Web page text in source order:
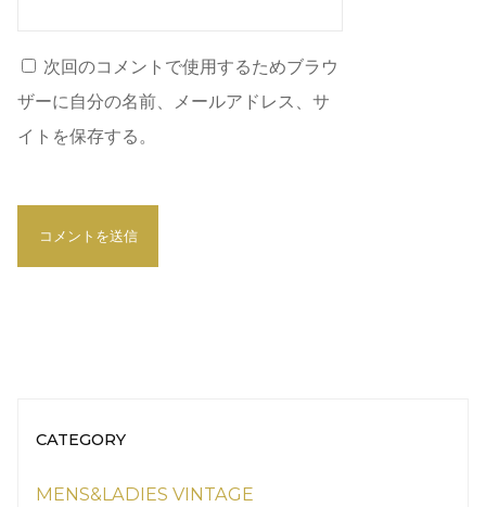
次回のコメントで使用するためブラウ
ザーに自分の名前、メールアドレス、サ
イトを保存する。
CATEGORY
MENS&LADIES VINTAGE